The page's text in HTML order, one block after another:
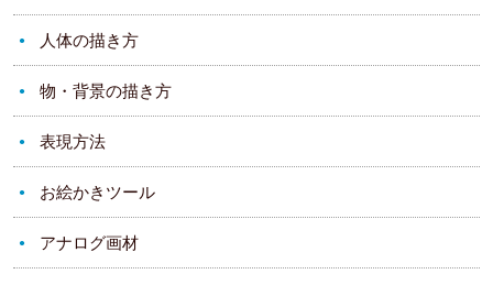
人体の描き方
物・背景の描き方
表現方法
お絵かきツール
アナログ画材